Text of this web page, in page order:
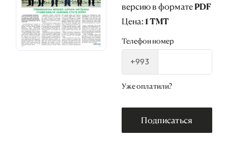
версию в формате PDF
Цена: 1 TMT
Телефон номер
+993
Уже оплатили?
Подписаться